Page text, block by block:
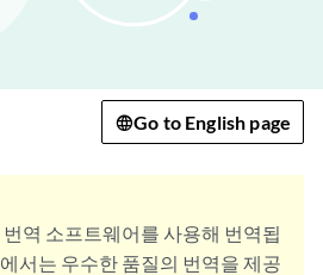
Go to English page
역 소프트웨어를 사용해 번역됩
서는 우수한 품질의 번역을 제공